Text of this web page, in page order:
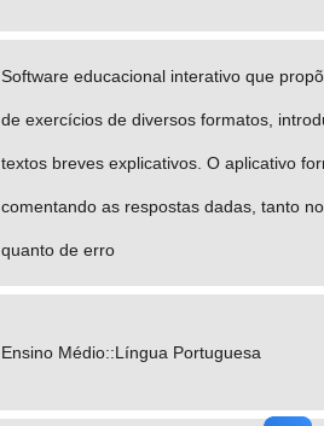
Software educacional interativo que
de exercícios de diversos formatos,
textos breves explicativos. O aplicativo
comentando as respostas dadas, tanto
quanto de erro
Ensino Médio::Língua Portuguesa